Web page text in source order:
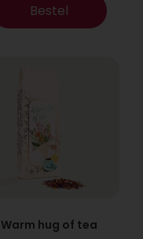
Bestel
Warm hug of tea